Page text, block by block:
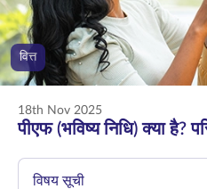
ENGLISH
ऑनलाइन खरीदें
वित्त
18th Nov 2025
पीएफ (भविष्य निधि) क्या है?
विषय सूची